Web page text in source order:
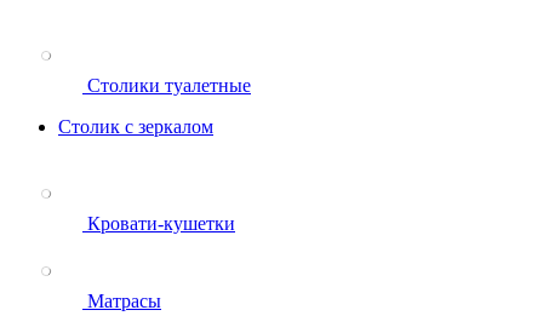
Столики туалетные
Столик с зеркалом
Кровати-кушетки
Матрасы